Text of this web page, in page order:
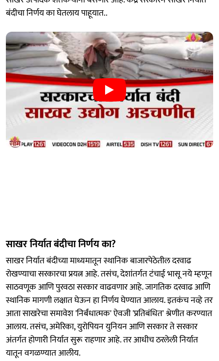
बंदीचा निर्णय का घेतलाय पाहूयात..
साखर निर्यात बंदीचा निर्णय का?
साखर निर्यात बंदीच्या माध्यमातून स्थानिक बाजारपेठेतील दरवाढ
रोखण्याचा सरकारचा प्रयत्न आहे. तसंच, देशांतर्गत टंचाई भासू नये म्हणून
साठवणूक आणि पुरवठा सरकार वाढवणार आहे. जागतिक दरवाढ आणि
स्थानिक मागणी लक्षात घेऊन हा निर्णय घेण्यात आलाय. इतकंच नव्हे तर
आता साखरेचा समावेश 'निर्बंधात्मक' ऐवजी 'प्रतिबंधित' श्रेणीत करण्यात
आलाय. तसंच, अमेरिका, युरोपियन युनियन आणि सरकार ते सरकार
अंतर्गत होणारी निर्यात सुरू राहणार आहे. तर आधीच ठरलेली निर्यात
यातून वगळण्यात आलीय.